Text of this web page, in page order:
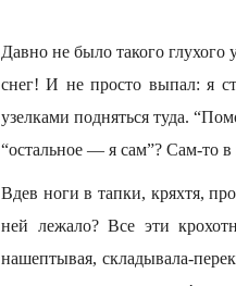
Давно не было такого
снег! И не просто выпал: я
узелками подняться туда.
“остальное — я сам”? Сам-то
Вдев ноги в тапки, кряхтя,
ней лежало? Все эти
нашептывая, складывала-